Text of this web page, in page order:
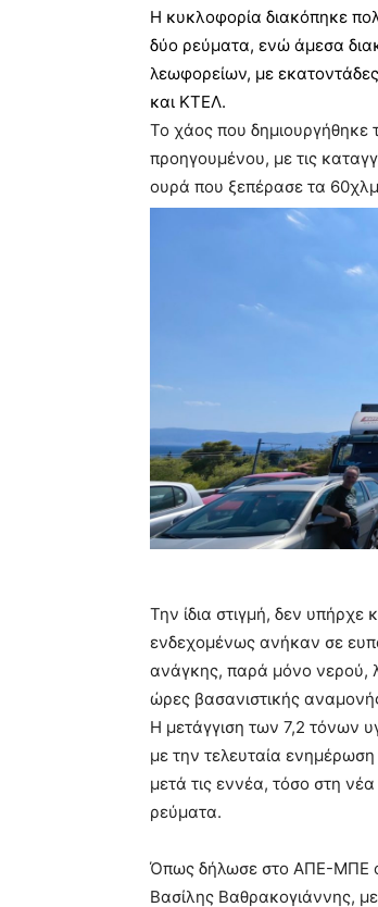
Η κυκλοφορία διακόπηκε
δύο ρεύματα, ενώ άμεσα
λεωφορείων, με
και ΚΤΕΛ.
Το χάος που δημιουργήθηκε
προηγουμένου, με τις
ουρά που ξεπέρασε τα
Την ίδια στιγμή, δεν
ενδεχομένως ανήκαν σε
ανάγκης, παρά μόνο νερού,
ώρες βασανιστικής
Η μετάγγιση των 7,2 τόνων
με την τελευταία
μετά τις εννέα, τόσο στη
ρεύματα.
Όπως δήλωσε στο ΑΠΕ-ΜΠΕ
Βασίλης Βαθρακογιάννης,